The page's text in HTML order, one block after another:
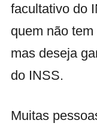
facultativo do
quem não
mas deseja
do INSS.
Muitas